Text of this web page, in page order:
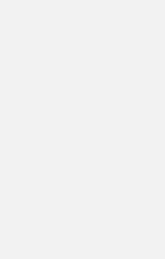
子証明書を発行した認証
意思によるものとみなしま
これを用いて申請・届出等
事前に通知を行うことな
正規の勤務時間内に行う